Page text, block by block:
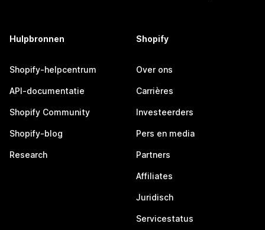
Hulpbronnen
Shopify-helpcentrum
API-documentatie
Shopify Community
Shopify-blog
Research
Shopify
Over ons
Carrières
Investeerders
Pers en media
Partners
Affiliates
Juridisch
Servicestatus